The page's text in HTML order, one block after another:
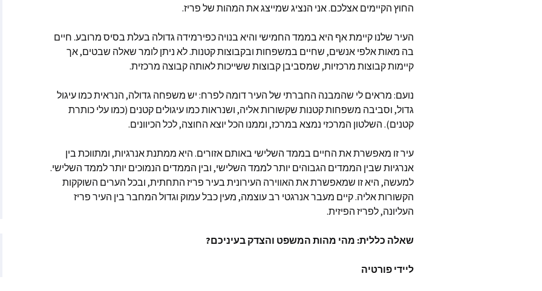
פינת המסרים הקצרים
את ישוע ואננדה
ג’ון פאין
כותבים וכותבות שונים
כלל המאמרים
בשנת 2024
החוץ הקיימים אצלכם. אני הנציג שמייצג את המהות של פריז.
העיר שלנו קיימת אף היא בממד החמישי והיא בנויה כפירמידה גדולה בעלת בסיס מרובע. חיים
בה מאות אלפי אנשים, שחיים במשפחות ובקבוצות קטנות. לא ניתן לומר שאלה שבטים, אך
קיימות קבוצות מרכזיות, שמסביבן קבוצות ששייכות לאותה קבוצה מרכזית.
נועם: מראים לי שהמבנה החברתי של העיר דומה לפרח: יש משפחה גדולה, הנראית כמו עיגול
גדול, וסביבה משפחות קטנות שקשורות אליה, ושנראות כמו עיגולים קטנים (כמו עלי כותרת
קטנים). השלטון המרכזי נמצא במרכז, וממנו הכל יוצא החוצה, לכל הכיוונים.
עיר זו מאפשרת את החיים בממד השלישי באותם אזורים. היא ממתנת אנרגיות, ומתווכת בין
אנרגיות שבין הממדים הגבוהים יותר לממד השלישי, ובין הממדים הנמוכים יותר לממד השלישי.
למעשה, היא זו שמאפשרת את האווירה העירונית בעיר פריז התחתית, ובכל הערים השוקקות
הקשורות אליה. קיים מעבר אנרגטי רב עוצמה, מעין כבל עמוק וגדול המחבר בין העיר פריז
העליונה, לפריז הפיזית.
שאלה כללית: מהי מהות המשפט והצדק בעיניכם?
ליידי פורטיה